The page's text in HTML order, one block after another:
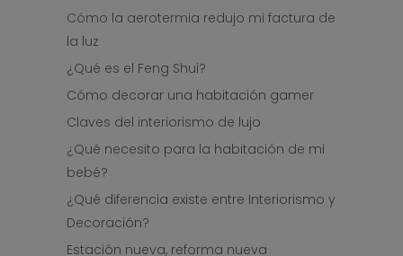
Cómo la aerotermia redujo mi factura de
la luz
¿Qué es el Feng Shui?
Cómo decorar una habitación gamer
Claves del interiorismo de lujo
¿Qué necesito para la habitación de mi
bebé?
¿Qué diferencia existe entre Interiorismo y
Decoración?
Estación nueva, reforma nueva